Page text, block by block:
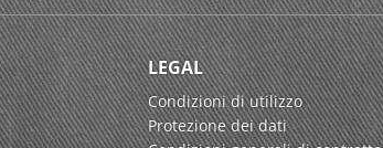
LEGAL
Condizioni di utilizzo
Protezione dei dati